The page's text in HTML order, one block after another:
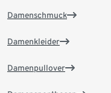
Damenschmuck
Damenkleider
Damenpullover